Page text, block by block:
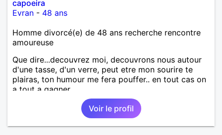
capoeira
Evran - 48 ans
Homme divorcé(e) de 48 ans recherche rencontre
amoureuse
Que dire...decouvrez moi, decouvrons nous autour
d'une tasse, d'un verre, peut etre mon sourire te
plairas, ton humour me fera pouffer.. en tout cas on
a tout a gagner.
Voir le profil